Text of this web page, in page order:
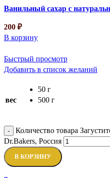
Ванильный сахар с
200 ₽
В корзину
Быстрый просмотр
Добавить в список желаний
вес
50 г
500 г
-
Количество товара
Dr.Bakers, Россия
В КОРЗИНУ